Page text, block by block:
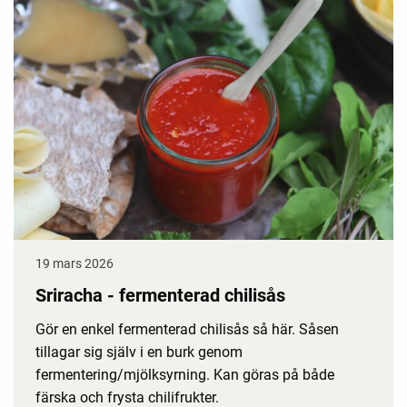
19 mars 2026
Sriracha - fermenterad chilisås
Gör en enkel fermenterad chilisås så här. Såsen
tillagar sig själv i en burk genom
fermentering/mjölksyrning. Kan göras på både
färska och frysta chilifrukter.